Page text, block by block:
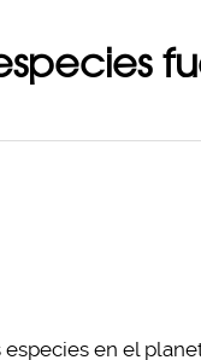
especies en el